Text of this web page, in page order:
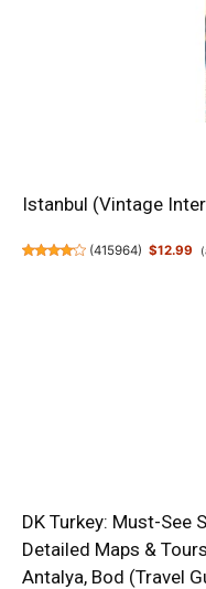
Istanbul (Vintage
(415964) $12.99
DK Turkey: Must-See
Detailed Maps &
Antalya, Bod (Travel